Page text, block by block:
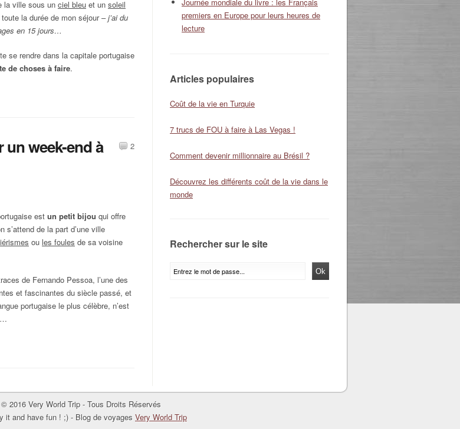
la ville sous un ciel bleu et un soleil
la durée de mon séjour –j’ai du
en 15 jours…
se rendre dans la capitale portugaise
de choses à faire.
week-end à
est un petit bijou qui offre
s’attend de la part d’une ville
ou les foules de sa voisine
de Fernando Pessoa, l’une des
et fascinantes du siècle passé, et
portugaise le plus célèbre, n’est
2
premiers en Europe pour leurs heures de
lecture
Articles populaires
Coût de la vie en Turquie
7 trucs de FOU à faire à Las Vegas !
Comment devenir millionnaire au Brésil ?
Découvrez les différents coût de la vie dans le
monde
Rechercher sur le site
2016 Very World Trip - Tous Droits Réservés
it and have fun ! ;) - Blog de voyages Very World Trip